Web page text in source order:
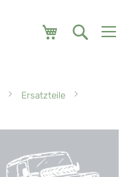
Mein
Ersatzteile